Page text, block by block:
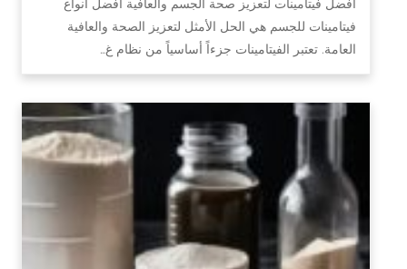
أفضل فيتامينات لتعزيز صحة الجسم والعافية افضل انواع
فيتامينات للجسم هي الحل الأمثل لتعزيز الصحة والعافية
العامة. تعتبر الفيتامينات جزءاً أساسياً من نظام غ…